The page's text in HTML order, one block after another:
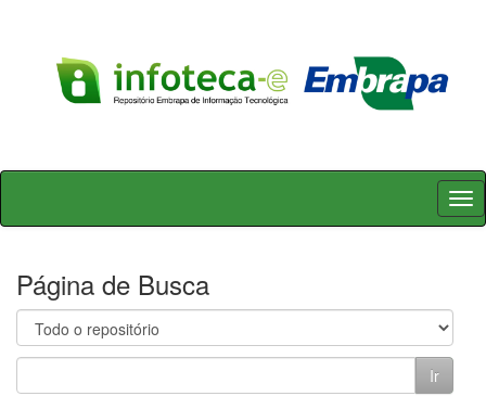
Skip
Página de Busca